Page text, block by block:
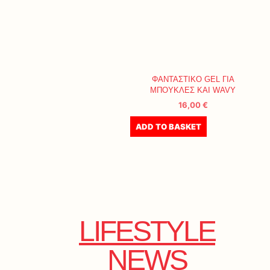
ΦΑΝΤΑΣΤΙΚΟ GEL ΓΙΑ
ΜΠΟΥΚΛΕΣ ΚΑΙ WAVY
16,00€
ADD TO BASKET
LIFESTYLE
NEWS